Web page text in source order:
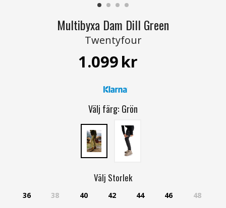
Multibyxa Dam Dill Green
Twentyfour
1.099kr
Välj färg: Grön
Välj Storlek
36 38 40 42 44 46
48